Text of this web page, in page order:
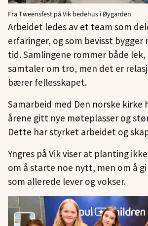
Fra Tweensfest på Vik bedehus i Øygarden
Arbeidet ledes av et team som
erfaringer, og som bevisst bygger
tid. Samlingene rommer både
samtaler om tro, men det er
bærer fellesskapet.
Samarbeid med Den norske kirke
årene gitt nye møteplasser og
Dette har styrket arbeidet og
Yngres på Vik viser at planting
om å starte noe nytt, men om å
som allerede lever og vokser.